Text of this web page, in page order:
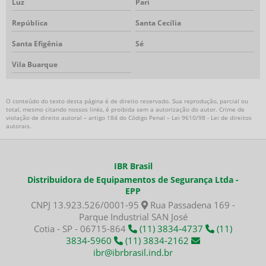
Torre de iluminação móvel
Torre de iluminação para obra
Torre de iluminação portátil
Torre de iluminação preço
Exaustor a prova de explosão
Exaustor EX
Exaustor para área classificada
Ventilador industrial área classificada
Insuflador para área classificada
Aluguel exaustor a prova de explosão
Ventilação para espaço confinado
Luz Pari
República Santa Cecília
Santa Efigênia Sé
Vila Buarque
O conteúdo do texto desta página é de direito reservado. Sua reprodução, parcial ou
total, mesmo citando nossos links, é proibida sem a autorização do autor. Crime de
violação de direito autoral – artigo 184 do Código Penal – Lei 9610/98 - Lei de direitos
autorais.
IBR Brasil
Distribuidora de Equipamentos de Segurança Ltda -
EPP
CNPJ 13.923.526/0001-95
Rua Passadena 169 -
Parque Industrial SAN José
Cotia - SP - 06715-864
(11) 3834-4737
(11)
3834-5960
(11) 3834-2162
ibr@ibrbrasil.ind.br